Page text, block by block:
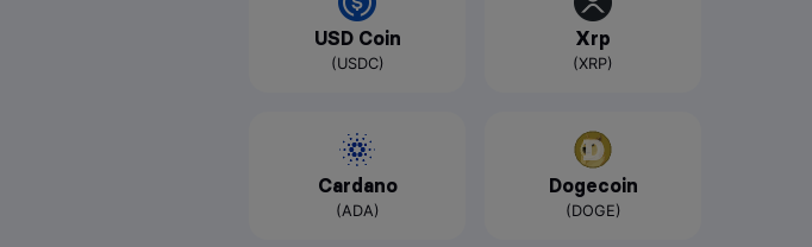
USD Coin
(USDC)
Xrp
(XRP)
Cardano
(ADA)
Dogecoin
(DOGE)